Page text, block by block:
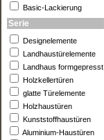
Basic-Lackierung
Serie
Designelemente
Landhaustürelemente
Landhaus formgepresst
Holzkellertüren
glatte Türelemente
Holzhaustüren
Kunststoffhaustüren
Aluminium-Haustüren